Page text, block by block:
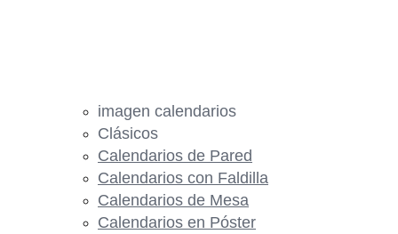
imagen calendarios
Clásicos
Calendarios de Pared
Calendarios con Faldilla
Calendarios de Mesa
Calendarios en Póster